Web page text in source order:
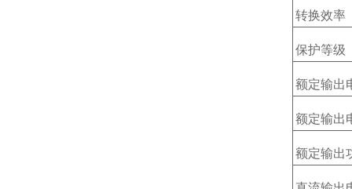
转换效率
保护等级
额定输出
额定输出
额定输出